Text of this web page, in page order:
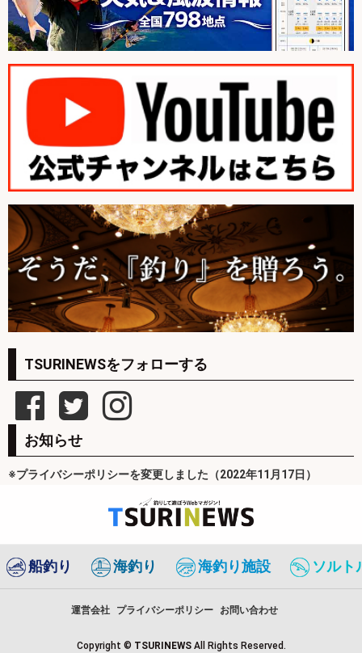
TSURINEWSをフォローする
お知らせ
※プライバシーポリシーを変更しました（2022年11月17日）
船釣り 海釣り 海釣り施設 ソルト
運営会社 プライバシーポリシー お問い合わせ
Copyright © TSURINEWS All Rights Reserved.